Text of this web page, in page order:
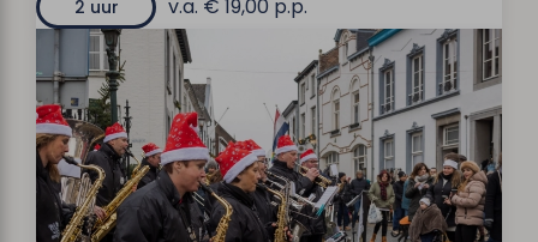
2 uur v.a. € 19,00 p.p.